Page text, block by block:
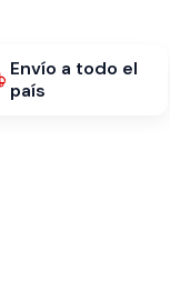
Envío a todo el
país